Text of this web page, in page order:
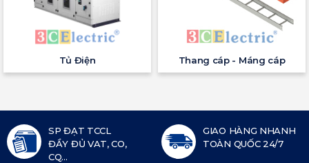
Tủ Điện Thang cáp - Máng cáp
SP ĐẠT TCCL
ĐẦY ĐỦ VAT, CO,
CQ...
GIAO HÀNG NHANH
TOÀN QUỐC 24/7